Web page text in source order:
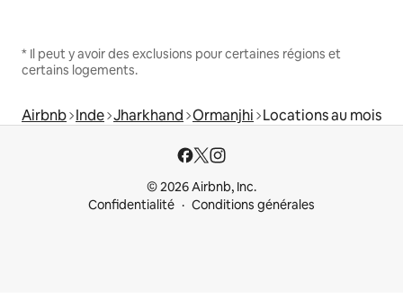
* Il peut y avoir des exclusions pour certaines régions et
certains logements.
Airbnb Inde Jharkhand Ormanjhi Locations au mois
© 2026 Airbnb, Inc.
Confidentialité
Conditions générales